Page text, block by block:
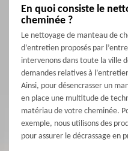
En quoi consiste le
cheminée ?
Le nettoyage de manteau de
d’entretien proposés par
intervenons dans toute la ville
demandes relatives à
Ainsi, pour désencrasser un
en place une multitude de
matériau de votre cheminée.
exemple, nous utilisons des
pour assurer le décrassage en